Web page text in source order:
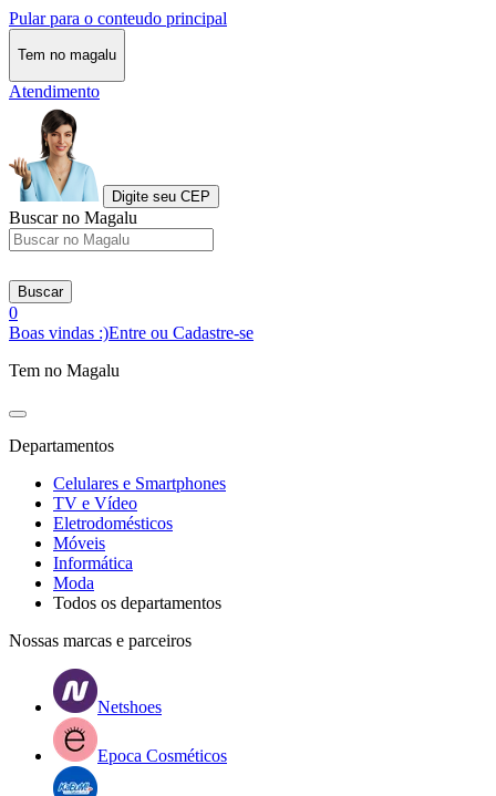
Pular para o conteudo principal
Tem no magalu
Atendimento
Digite seu CEP
Buscar no Magalu
Buscar
0
Boas vindas :)Entre ou Cadastre-se
Tem no Magalu
Departamentos
Celulares e Smartphones
TV e Vídeo
Eletrodomésticos
Móveis
Informática
Moda
Todos os departamentos
Nossas marcas e parceiros
Netshoes
Epoca Cosméticos